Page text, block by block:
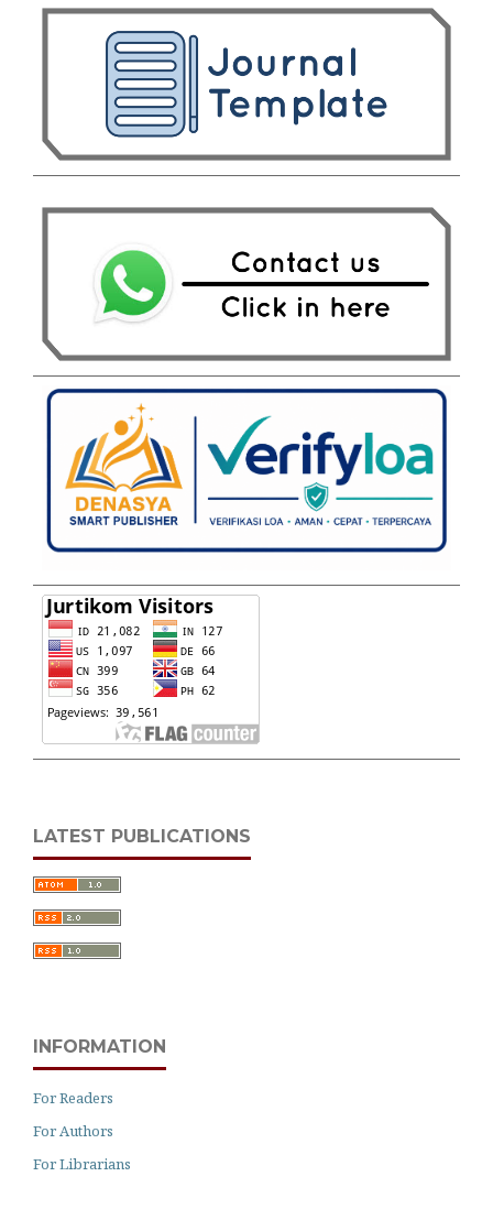
LATEST PUBLICATIONS
INFORMATION
For Readers
For Authors
For Librarians